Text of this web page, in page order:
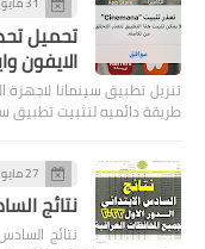
تحميل
الايفون
تنزيل تطبيق سينمانا لاجهزة
طريقة دائميه لتثبيت تطبيق
27 مايو 2023
نتائج